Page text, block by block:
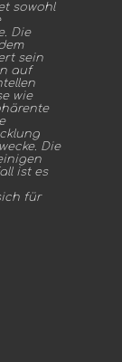
sowohl
Die
sein
auf
wie
Die
ist es
für